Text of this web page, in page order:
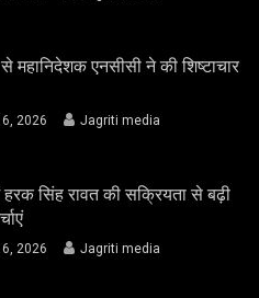
महानिदेशक एनसीसी ने की शिष्टाचार
2026 Jagriti media
सिंह रावत की सक्रियता से बढ़ी
2026 Jagriti media